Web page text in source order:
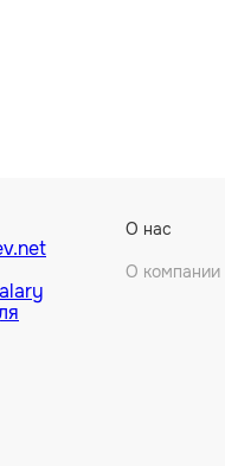
О нас
О компании